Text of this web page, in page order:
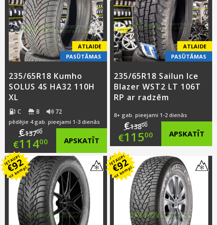
€134.00.
is:
€114.00.
€137.00.
is:
€114.00.
ATLAIDE
PASŪTĀMAS
235/65R18 Kumho
SOLUS 4S HA32 110H
XL
C B 72
pēdējie 4 gab. pieejami 1-3 dienās
€13700
Original
price
was:
€137.00.
€11400
Current
price
is:
€114.00.
APSKATĪT
ATLAIDE
PASŪTĀMAS
235/65R18 Sailun Ice
Blazer WST2 LT 106T
RP ar radzēm
8+ gab. pieejami 1-2 dienās
€13800
Original
price
was:
€138.00.
€11500
Current
price
is:
€115.00.
APSKATĪT
IETAUPI
€92
uz kompl.
IETAUPI
€92
uz kompl.